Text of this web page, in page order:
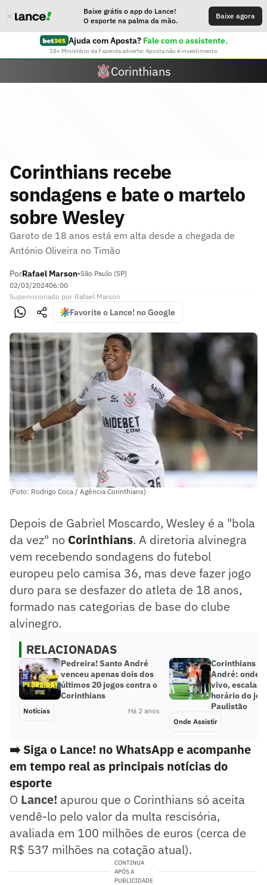
Baixe grátis o app do Lance!
O esporte na palma da mão.
Baixe agora
Ajuda com Aposta? Fale com o assistente.
18+ Ministério da Fazenda adverte: Aposta não é investimento
Corinthians
Corinthians recebe
sondagens e bate o martelo
sobre Wesley
Garoto de 18 anos está em alta desde a chegada de
António Oliveira no Timão
PorRafael Marson•São Paulo (SP)
02/03/202406:00
Supervisionado por Rafael Marson
Favorite o Lance! no Google
(Foto: Rodrigo Coca / Agência Corinthians)
Depois de Gabriel Moscardo, Wesley é a "bola
da vez" no Corinthians. A diretoria alvinegra
vem recebendo sondagens do futebol
europeu pelo camisa 36, mas deve fazer jogo
duro para se desfazer do atleta de 18 anos,
formado nas categorias de base do clube
alvinegro.
RELACIONADAS
Pedreira! Santo André
venceu apenas dois dos
últimos 20 jogos contra o
Corinthians
Notícias Há 2 anos
Corinthians x
André: onde
vivo,
horário do
Paulistão
Onde Assistir
➡️ Siga o Lance! no WhatsApp e acompanhe
em tempo real as principais notícias do
esporte
O Lance! apurou que o Corinthians só aceita
vendê-lo pelo valor da multa rescisória,
avaliada em 100 milhões de euros (cerca de
R$ 537 milhões na cotação atual).
CONTINUA
APÓS A
PUBLICIDADE